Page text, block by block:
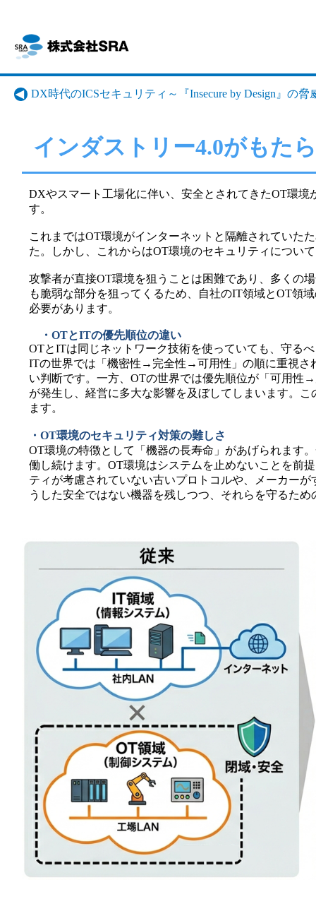
DX時代のICSセキュリティ～『Insecure by Design』の
インダストリー4.0がもた
DXやスマート工場化に伴い、安全とされてきたOT環
す。
これまではOT環境がインターネットと隔離されていた
た。しかし、これからはOT環境のセキュリティについ
攻撃者が直接OT環境を狙うことは困難であり、多くの
も脆弱な部分を狙ってくるため、自社のIT領域とOT領
必要があります。
・OTとITの優先順位の違い
OTとITは同じネットワーク技術を使っていても、守る
ITの世界では「機密性→完全性→可用性」の順に重視さ
い判断です。一方、OTの世界では優先順位が「可用
が発生し、経営に多大な影響を及ぼしてしまいます。
ます。
・OT環境のセキュリティ対策の難しさ
OT環境の特徴として「機器の長寿命」があげられます
働し続けます。OT環境はシステムを止めないことを前
ティが考慮されていない古いプロトコルや、メーカー
うした安全ではない機器を残しつつ、それらを守るた